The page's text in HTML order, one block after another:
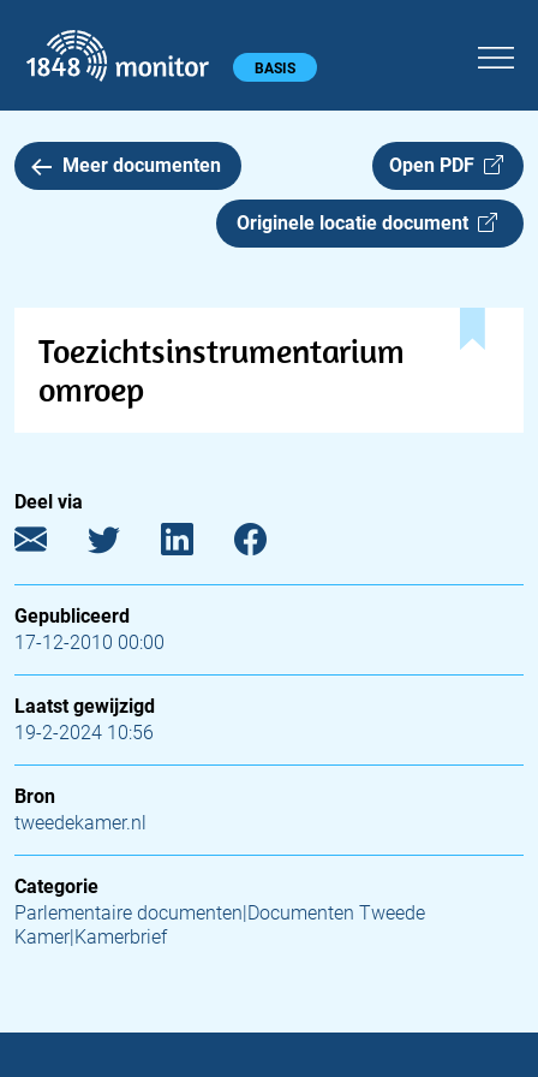
Hoofdmenu BASIS
Meer documenten Open PDF
Originele locatie document
Toezichtsinstrumentarium
omroep
Deel via
Gepubliceerd
17-12-2010 00:00
Laatst gewijzigd
19-2-2024 10:56
Bron
tweedekamer.nl
Categorie
Parlementaire documenten|Documenten Tweede
Kamer|Kamerbrief